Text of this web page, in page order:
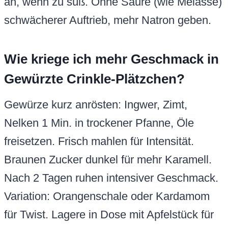
schwächerer Auftrieb, mehr Natron geben.
Wie kriege ich mehr Geschmack in
Gewürzte Crinkle-Plätzchen?
Gewürze kurz anrösten: Ingwer, Zimt,
Nelken 1 Min. in trockener Pfanne, Öle
freisetzen. Frisch mahlen für Intensität.
Braunen Zucker dunkel für mehr Karamell.
Nach 2 Tagen ruhen intensiver Geschmack.
Variation: Orangenschale oder Kardamom
für Twist. Lagere in Dose mit Apfelstück für